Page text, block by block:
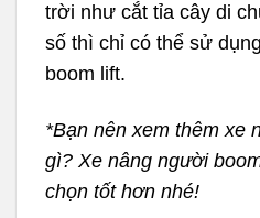
trời như cắt tỉa cây di
số thì chỉ có thể sử
boom lift.
*Bạn nên xem thêm xe
gì? Xe nâng người
chọn tốt hơn nhé!